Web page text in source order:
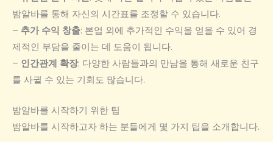
밤알바를 통해 자신의 시간표를 조정할 수 있습니다.
– 추가 수익 창출: 본업 외에 추가적인 수익을 얻을 수 있어 경
제적인 부담을 줄이는 데 도움이 됩니다.
– 인간관계 확장: 다양한 사람들과의 만남을 통해 새로운 친구
를 사귈 수 있는 기회도 많습니다.
밤알바를 시작하기 위한 팁
밤알바를 시작하고자 하는 분들에게 몇 가지 팁을 소개합니다.